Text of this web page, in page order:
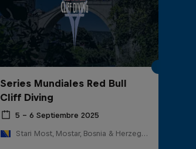
Series Mundiales Red Bull
Cliff Diving
5 – 6 Septiembre 2025
Stari Most, Mostar, Bosnia & Herzegovina